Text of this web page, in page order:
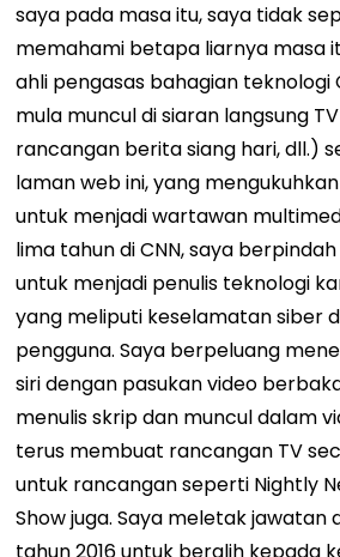
saya pada masa itu, saya tidak
memahami betapa liarnya masa
ahli pengasas bahagian teknologi
mula muncul di siaran langsung
rancangan berita siang hari, dll.)
laman web ini, yang
untuk menjadi wartawan
lima tahun di CNN, saya berpindah
untuk menjadi penulis teknologi
yang meliputi keselamatan siber
pengguna. Saya berpeluang
siri dengan pasukan video
menulis skrip dan muncul dalam
terus membuat rancangan TV
untuk rancangan seperti Nightly
Show juga. Saya meletak jawatan